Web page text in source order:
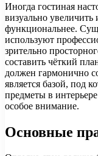
Иногда гостиная
визуально увеличить
функциональнее.
используют
зрительно
составить чёткий
должен гармонично
является базой, под
предметы в
особое внимание.
Основные